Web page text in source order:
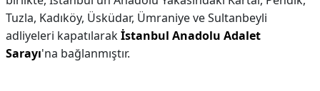
Tuzla, Kadıköy, Üsküdar, Ümraniye ve Sultanbeyli
adliyeleri kapatılarakİstanbul Anadolu Adalet
Sarayı'na bağlanmıştır.